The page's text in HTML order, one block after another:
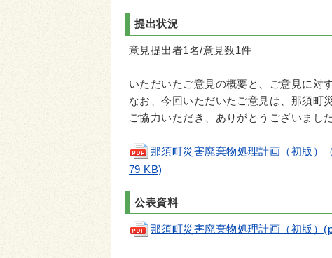
提出状況
意見提出者1名/意見数1件
いただいたご意見の概要と、ご意見に対
なお、今回いただいたご意見は、那須町
ご協力いただき、ありがとうございました
那須町災害廃棄物処理計画（初版）
79 KB)
公表資料
那須町災害廃棄物処理計画（初版）